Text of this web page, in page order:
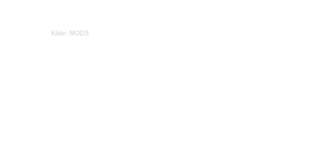
Kilde: MODS